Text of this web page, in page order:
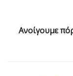
Ανοίγουμε